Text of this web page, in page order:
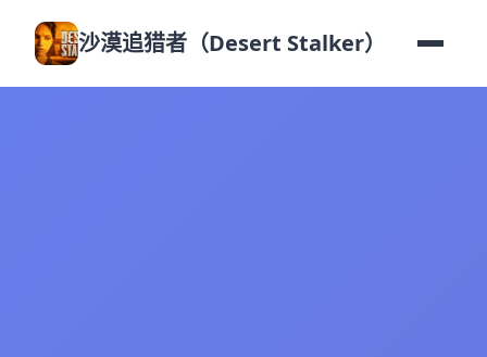
沙漠追猎者（Desert Stalker）